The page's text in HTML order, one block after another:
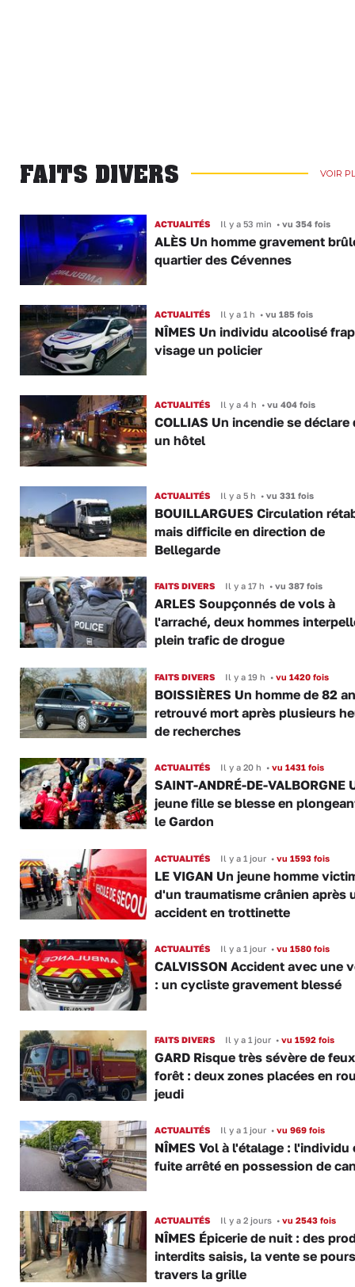
FAITS DIVERS VOIR
ACTUALITÉS Il y a 53 min •vu 354 fois
ALÈS Un homme gravement
quartier des Cévennes
ACTUALITÉS Il y a 1 h •vu 185 fois
NÎMES Un individu alcoolisé
visage un policier
ACTUALITÉS Il y a 4 h •vu 404 fois
COLLIAS Un incendie se déclare
un hôtel
ACTUALITÉS Il y a 5 h •vu 331 fois
BOUILLARGUES Circulation
mais difficile en direction de
Bellegarde
FAITS DIVERS Il y a 17 h •vu 387 fois
ARLES Soupçonnés de vols à
l'arraché, deux hommes
plein trafic de drogue
FAITS DIVERS Il y a 19 h •vu 1420 fois
BOISSIÈRES Un homme de 82
retrouvé mort après plusieurs
de recherches
ACTUALITÉS Il y a 20 h •vu 1431 fois
SAINT-ANDRÉ-DE-VALBORGNE
jeune fille se blesse en
le Gardon
ACTUALITÉS Il y a 1 jour •vu 1593 fois
LE VIGAN Un jeune homme
d'un traumatisme crânien après
accident en trottinette
ACTUALITÉS Il y a 1 jour •vu 1580 fois
CALVISSON Accident avec une
: un cycliste gravement blessé
FAITS DIVERS Il y a 1 jour •vu 1592 fois
GARD Risque très sévère de
forêt : deux zones placées en
jeudi
ACTUALITÉS Il y a 1 jour •vu 969 fois
NÎMES Vol à l'étalage : l'individu
fuite arrêté en possession de
ACTUALITÉS Il y a 2 jours •vu 2543 fois
NÎMES Épicerie de nuit : des
interdits saisis, la vente se
travers la grille